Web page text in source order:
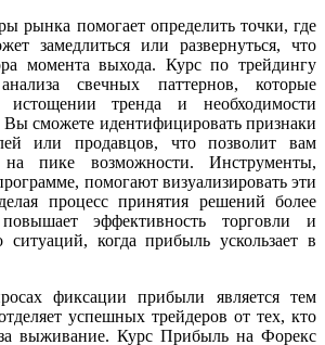
рынка помогает определить точки, где
замедлиться или развернуться, что
момента выхода. Курс по трейдингу
свечных паттернов, которые
истощении тренда и необходимости
сможете идентифицировать признаки
или продавцов, что позволит вам
пике возможности. Инструменты,
помогают визуализировать эти
процесс принятия решений более
эффективность торговли и
ситуаций, когда прибыль ускользает в
фиксации прибыли является тем
успешных трейдеров от тех, кто
за выживание. Курс Прибыль на Форекс